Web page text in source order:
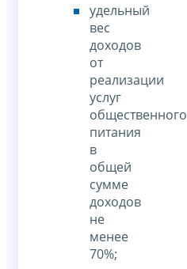
удельный
вес
доходов
от
реализации
услуг
общественного
питания
в
общей
сумме
доходов
не
менее
70%;